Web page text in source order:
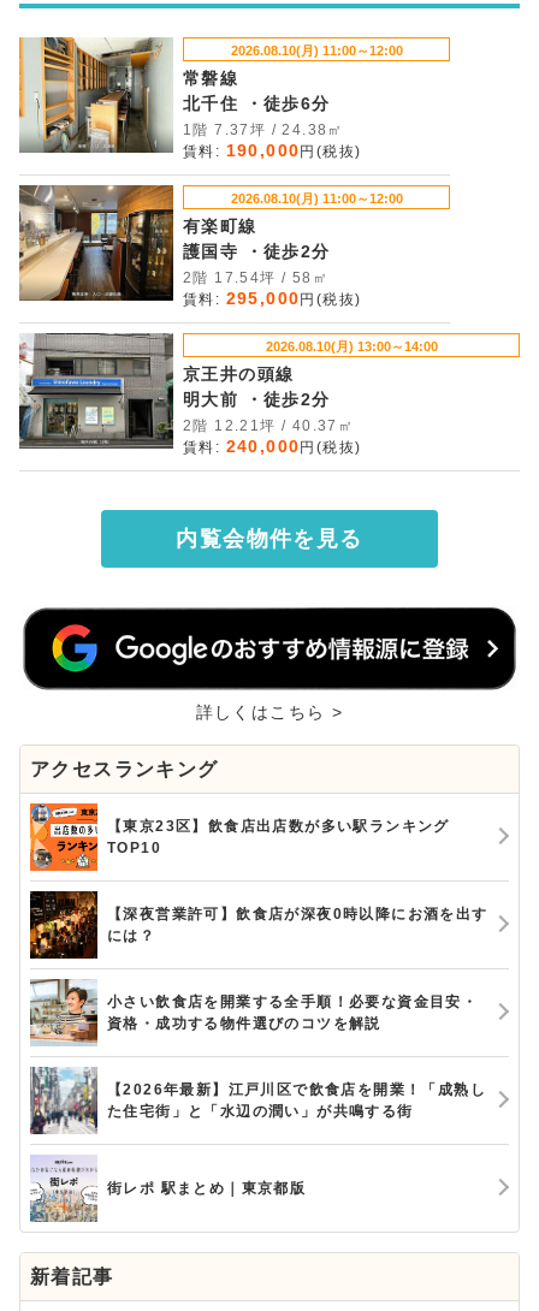
2026.08.10(月) 11:00～12:00
常磐線
北千住 ・徒歩6分
1階 7.37坪 / 24.38㎡
賃料: 190,000 円(税抜)
2026.08.10(月) 11:00～12:00
有楽町線
護国寺 ・徒歩2分
2階 17.54坪 / 58㎡
賃料: 295,000 円(税抜)
2026.08.10(月) 13:00～14:00
京王井の頭線
明大前 ・徒歩2分
2階 12.21坪 / 40.37㎡
賃料: 240,000 円(税抜)
内覧会物件を見る
詳しくはこちら >
アクセスランキング
【東京23区】飲食店出店数が多い駅ランキング
TOP10
【深夜営業許可】飲食店が深夜0時以降にお酒を出す
には？
小さい飲食店を開業する全手順！必要な資金目安・
資格・成功する物件選びのコツを解説
【2026年最新】江戸川区で飲食店を開業！「成熟し
た住宅街」と「水辺の潤い」が共鳴する街
街レポ 駅まとめ｜東京都版
新着記事